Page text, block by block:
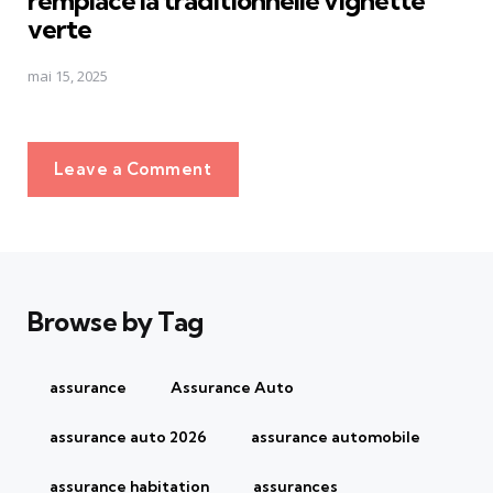
verte
mai 15, 2025
Leave a Comment
Browse by Tag
assurance Assurance Auto
assurance auto 2026 assurance automobile
assurance habitation assurances